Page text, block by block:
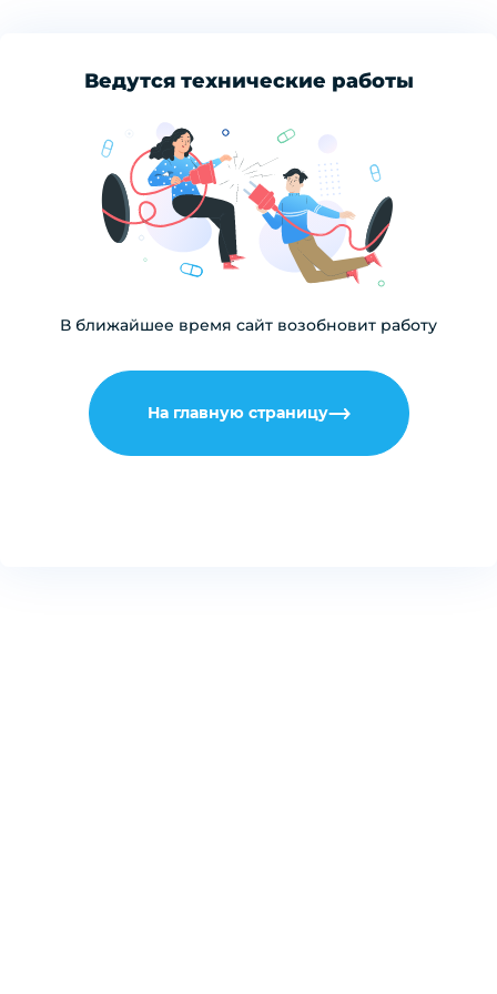
Ведутся технические работы
В ближайшее время сайт возобновит работу
На главную страницу